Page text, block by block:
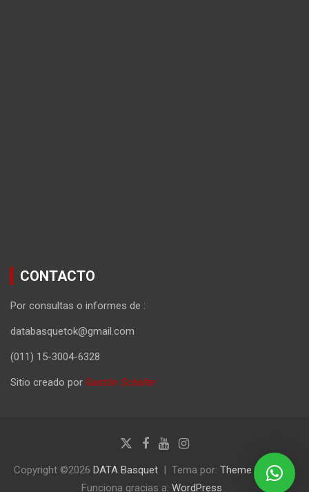
CONTACTO
Por consultas o informes de :
databasquetok@gmail.com
(011) 15-3004-6328
Sitio creado por Gastón Schafer
Copyright ©2026 DATA Basquet Tema por: Theme Horse
Funciona gracias a: WordPress